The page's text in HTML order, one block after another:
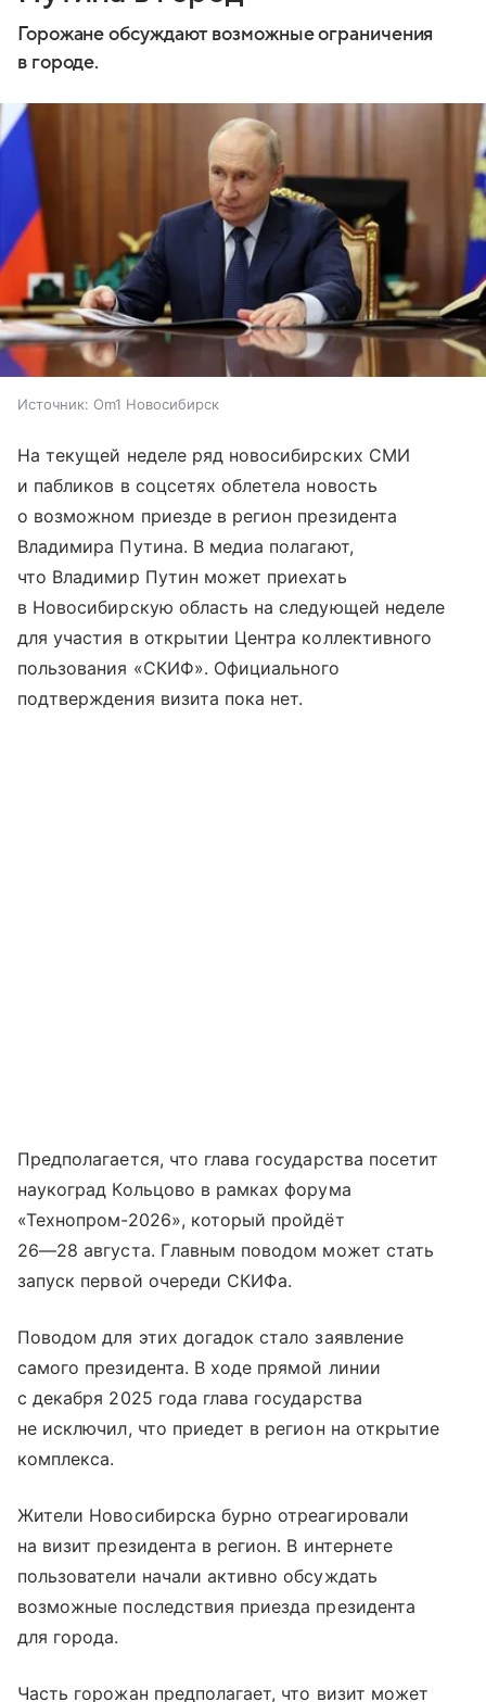
Горожане обсуждают возможные ограничения
в городе.
Источник: Om1 Новосибирск
На текущей неделе ряд новосибирских СМИ
и пабликов в соцсетях облетела новость
о возможном приезде в регион президента
Владимира Путина. В медиа полагают,
что Владимир Путин может приехать
в Новосибирскую область на следующей неделе
для участия в открытии Центра коллективного
пользования «СКИФ». Официального
подтверждения визита пока нет.
Предполагается, что глава государства посетит
наукоград Кольцово в рамках форума
«Технопром-2026», который пройдёт
26—28 августа. Главным поводом может стать
запуск первой очереди СКИФа.
Поводом для этих догадок стало заявление
самого президента. В ходе прямой линии
с декабря 2025 года глава государства
не исключил, что приедет в регион на открытие
комплекса.
Жители Новосибирска бурно отреагировали
на визит президента в регион. В интернете
пользователи начали активно обсуждать
возможные последствия приезда президента
для города.
Часть горожан предполагает, что визит может